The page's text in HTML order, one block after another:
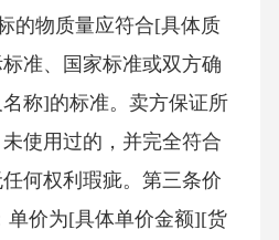
的物质量应符合[具体质
准、国家标准或双方确
称]的标准。卖方保证所
使用过的，并完全符合
何权利瑕疵。第三条价
单价为[具体单价金额][货